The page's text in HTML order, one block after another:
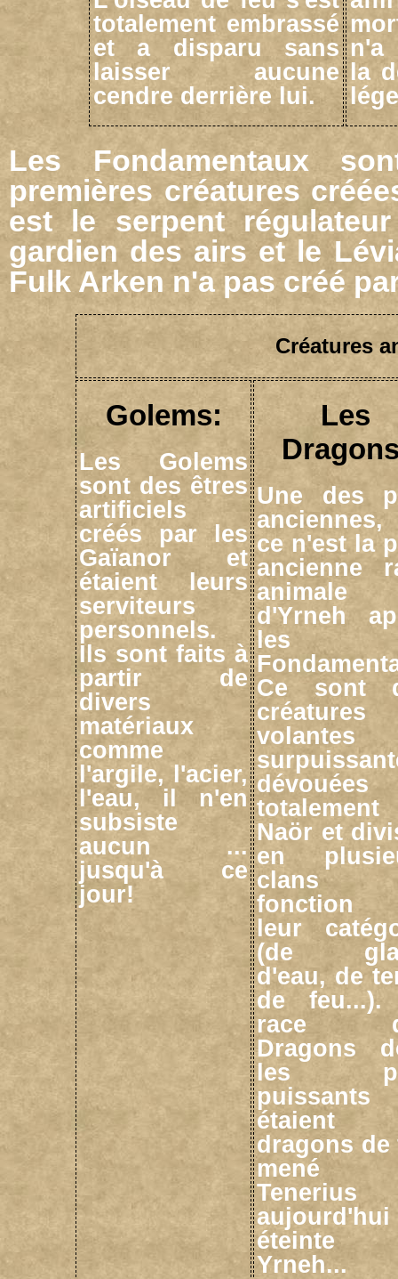
totalement embrassé
et a disparu sans
laisser aucune
cendre derrière lui.
n'a
la
Les Fondamentaux
premières créatures
est le serpent
gardien des airs et le
Fulk Arken n'a pas créé
Créatures
Golems:
Les Golems
sont des êtres
artificiels
créés par les
Gaïanor et
étaient leurs
serviteurs
personnels.
Ils sont faits à
partir de
divers
matériaux
comme
l'argile, l'acier,
l'eau, il n'en
subsiste
aucun ...
jusqu'à ce
jour!
Les
Une des
ce n'est la
ancienne
animale
d'Yrneh
les
Ce sont
créatures
dévouées
Naör et
en
clans
fonction
leur
(de
d'eau, de
de feu...).
race
Dragons
les
puissants
étaient
dragons de
mené
Tenerius
aujourd'hui
éteinte
Yrneh...